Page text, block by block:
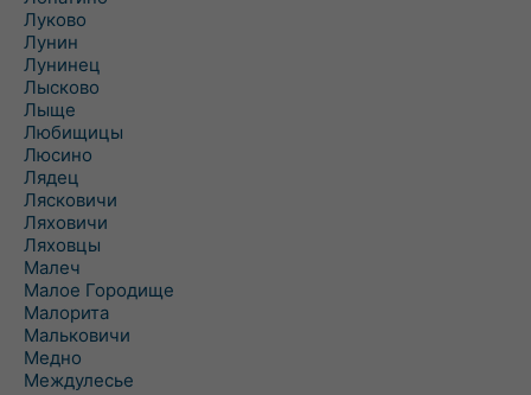
Луково
Лунин
Лунинец
Лысково
Лыще
Любищицы
Люсино
Лядец
Лясковичи
Ляховичи
Ляховцы
Малеч
Малое Городище
Малорита
Мальковичи
Медно
Междулесье